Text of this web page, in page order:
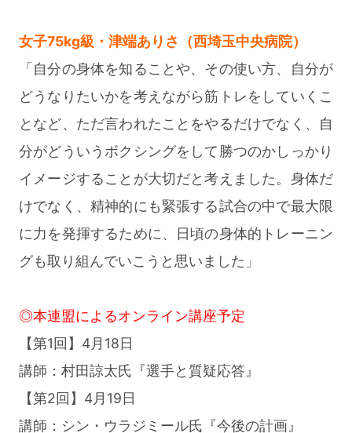
女子75kg級・津端ありさ（西埼玉中央病院）
「自分の身体を知ることや、その使い方、自分が
どうなりたいかを考えながら筋トレをしていくこ
となど、ただ言われたことをやるだけでなく、自
分がどういうボクシングをして勝つのかしっかり
イメージすることが大切だと考えました。身体だ
けでなく、精神的にも緊張する試合の中で最大限
に力を発揮するために、日頃の身体的トレーニン
グも取り組んでいこうと思いました」
◎本連盟によるオンライン講座予定
【第1回】4月18日
講師：村田諒太氏『選手と質疑応答』
【第2回】4月19日
講師：シン・ウラジミール氏『今後の計画』